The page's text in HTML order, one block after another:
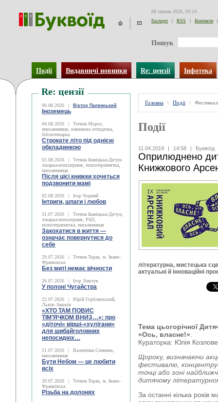
08 серпня 2026, 03:24
Експорт
| RSS | Контакти |
Пошук
Події Видавничі новинки Re: цензії Інфотека
Re: цензії
06.08.2026 | Віктор Палинський
Іноземець
04.08.2026 |
Тетяна Мороз,
письменниця, книжкова оглядачка,
бібліотекарка
Строкате літо під однією
обкладинкою
02.08.2026 |
Тетяна Іваніцька-Дячун
лікарка-психіатриня, психотерапевтка,
письменниця
Після цієї книжки хочеться
подзвонити мамі
02.08.2026 | Ігор Чорний
Інтриги, шпаги і любов
31.07.2026 |
Тетяна Іваніцька-Дячун,
лікарка-психіатриня, PhD,
психотерапевтка, письменниця
Закохатися в життя —
означає повернутися до
себе
29.07.2026 |
Тетяна Торак, м. Івано-
Франківськ
Без миті немає вічности
26.07.2026 | Ігор Зіньчук
У полоні Чугайстра
22.07.2026 |
Юрій Горблянський,
Львів–Зашків
«ХТО ТАМ ПОВИС
ТІМ’ЯЧКОМ ВНИЗ…»: про
«діточі» вірші-«хулігани»
для шибайголовних
непосидюх…
21.07.2026 |
Валентина Семеняк,
письменниця
Бути Небом ― це любити
всіх
20.07.2026 |
Тетяна Торак, м. Івано-
Франківськ
Різьба на долонях
Головна \ Події \
Події
11.04.2019 | 14:58 | Буквоїд
Оприлюднено
Книжкового
літературна, мистецька
актуальні й інноваційні
Тема цьогорічної
«Ось, власне!»
Кураторка: Юлія
Щороку, визначаючи
фестивалю,
точці або зоні
дитячому
За останні кілька років